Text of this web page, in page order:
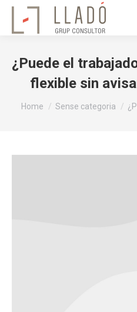
¿Puede el
flexible sin
You are here:
Home Sense categoria